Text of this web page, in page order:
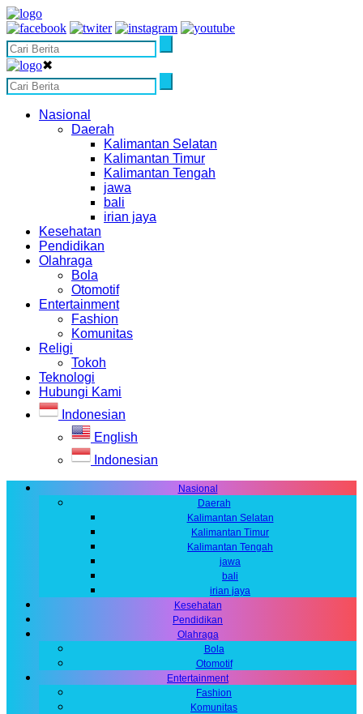
✖
Nasional
Daerah
Kalimantan Selatan
Kalimantan Timur
Kalimantan Tengah
jawa
bali
irian jaya
Kesehatan
Pendidikan
Olahraga
Bola
Otomotif
Entertainment
Fashion
Komunitas
Religi
Tokoh
Teknologi
Hubungi Kami
Indonesian
English
Indonesian
Nasional
Daerah
Kalimantan Selatan
Kalimantan Timur
Kalimantan Tengah
jawa
bali
irian jaya
Kesehatan
Pendidikan
Olahraga
Bola
Otomotif
Entertainment
Fashion
Komunitas